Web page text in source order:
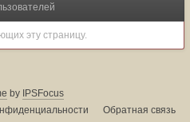
эту страницу.
by IPSFocus
Обратная связь